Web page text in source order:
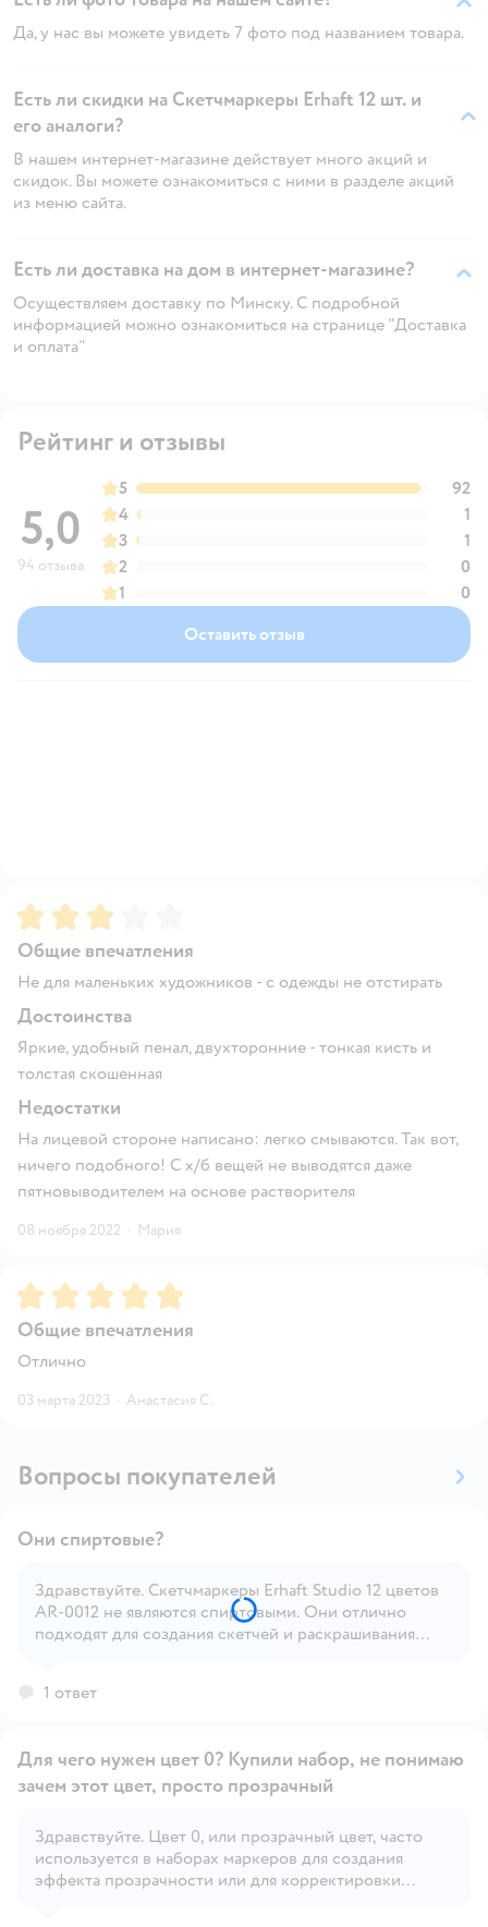
Да, у нас вы можете увидеть 7 фото под названием товара.
Есть ли скидки на Скетчмаркеры Erhaft 12 шт. и
его аналоги?
В нашем интернет-магазине действует много акций и
скидок. Вы можете ознакомиться с ними в разделе акций
из меню сайта.
Есть ли доставка на дом в интернет-магазине?
Осуществляем доставку по Минску. С подробной
информацией можно ознакомиться на странице "Доставка
и оплата"
Рейтинг и отзывы
5,0
94 отзыва
5
92
4
1
3
1
2
0
1
0
Оставить отзыв
Рейтинг:3
Общие впечатления
Не для маленьких художников - с одежды не отстирать
Достоинства
Яркие, удобный пенал, двухторонние - тонкая кисть и
толстая скошенная
Недостатки
На лицевой стороне написано: легко смываются. Так вот,
ничего подобного! С х/б вещей не выводятся даже
пятновыводителем на основе растворителя
08 ноября 2022 · Мария
Рейтинг:5
Общие впечатления
Отлично
03 марта 2023 · Анастасия С.
Вопросы покупателей
Открыть вопрос
Они спиртовые?
Здравствуйте. Скетчмаркеры Erhaft Studio 12 цветов
AR-0012 не являются спиртовыми. Они отлично
подходят для создания скетчей и раскрашивания
1 ответ
Открыть вопрос
Для чего нужен цвет 0? Купили набор, не понимаю
зачем этот цвет, просто прозрачный
Здравствуйте. Цвет 0, или прозрачный цвет, часто
используется в наборах маркеров для создания
эффекта прозрачности или для корректировки